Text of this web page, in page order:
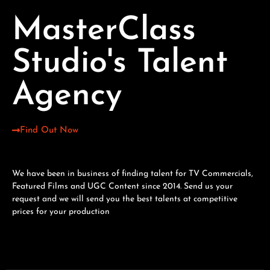
MasterClass
Studio's Talent
Agency
Find Out Now
We have been in business of finding talent for TV Commercials,
Featured Films and UGC Content since 2014. Send us your
request and we will send you the best talents at competitive
prices for your production